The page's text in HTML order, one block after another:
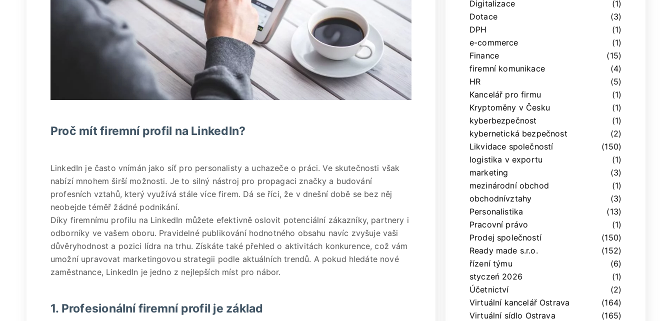
Proč mít firemní profil na LinkedIn?
LinkedIn je často vnímán jako síť pro personalisty a uchazeče o práci. Ve skutečnosti však
nabízí mnohem širší možnosti. Je to silný nástroj pro propagaci značky a budování
profesních vztahů, který využívá stále více firem. Dá se říci, že v dnešní době se bez něj
neobejde téměř žádné podnikání.
Díky firemnímu profilu na LinkedIn můžete efektivně oslovit potenciální zákazníky, partnery i
odborníky ve vašem oboru. Pravidelné publikování hodnotného obsahu navíc zvyšuje vaši
důvěryhodnost a pozici lídra na trhu. Získáte také přehled o aktivitách konkurence, což vám
umožní upravovat marketingovou strategii podle aktuálních trendů. A pokud hledáte nové
zaměstnance, LinkedIn je jedno z nejlepších míst pro nábor.
1. Profesionální firemní profil je základ
Digitalizace
(1)
Dotace
(3)
DPH
(1)
e-commerce
(1)
Finance
(15)
firemní komunikace
(4)
HR
(5)
Kancelář pro firmu
(1)
Kryptoměny v Česku
(1)
kyberbezpečnost
(1)
kybernetická bezpečnost
(2)
Likvidace společností
(150)
logistika v exportu
(1)
marketing
(3)
mezinárodní obchod
(1)
obchodnívztahy
(3)
Personalistika
(13)
Pracovní právo
(1)
Prodej společností
(150)
Ready made s.r.o.
(152)
řízení týmu
(6)
styczeń 2026
(1)
Účetnictví
(2)
Virtuální kancelář Ostrava
(164)
Virtuální sídlo Ostrava
(165)